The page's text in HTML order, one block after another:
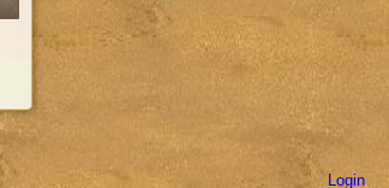
Login